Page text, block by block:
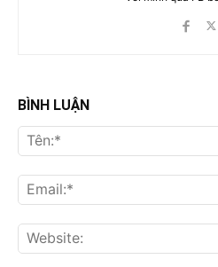
BÌNH LUẬN